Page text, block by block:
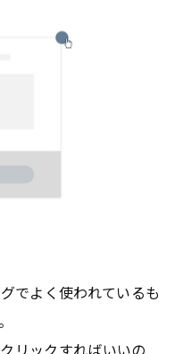
でよく使われているも
リックすればいいの